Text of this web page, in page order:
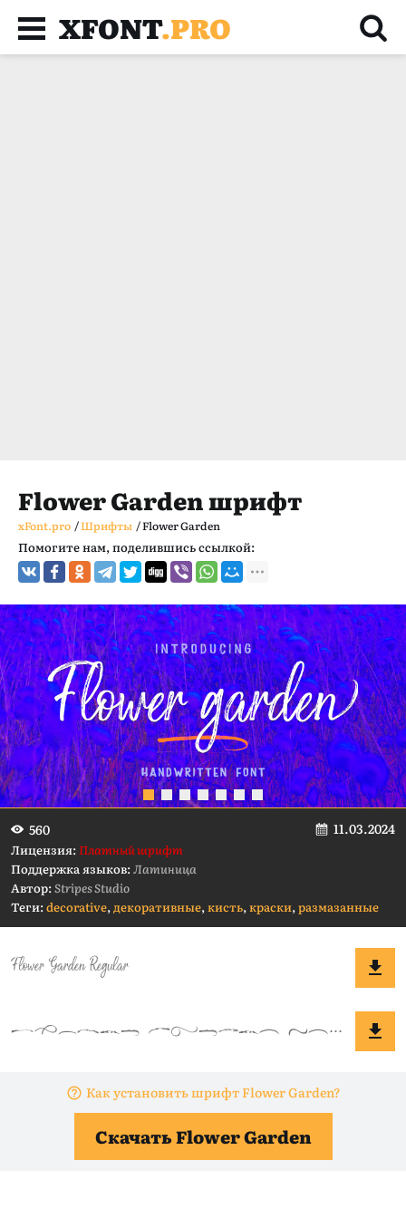
XFONT.PRO
Flower Garden шрифт
xFont.pro /Шрифты /Flower Garden
Помогите нам, поделившись ссылкой:
560 11.03.2024
Лицензия:Платный шрифт
Поддержка языков:Латиница
Автор:Stripes Studio
Теги:decorative,декоративные,кисть,краски,размазанные
Как установить шрифт Flower Garden?
Скачать Flower Garden